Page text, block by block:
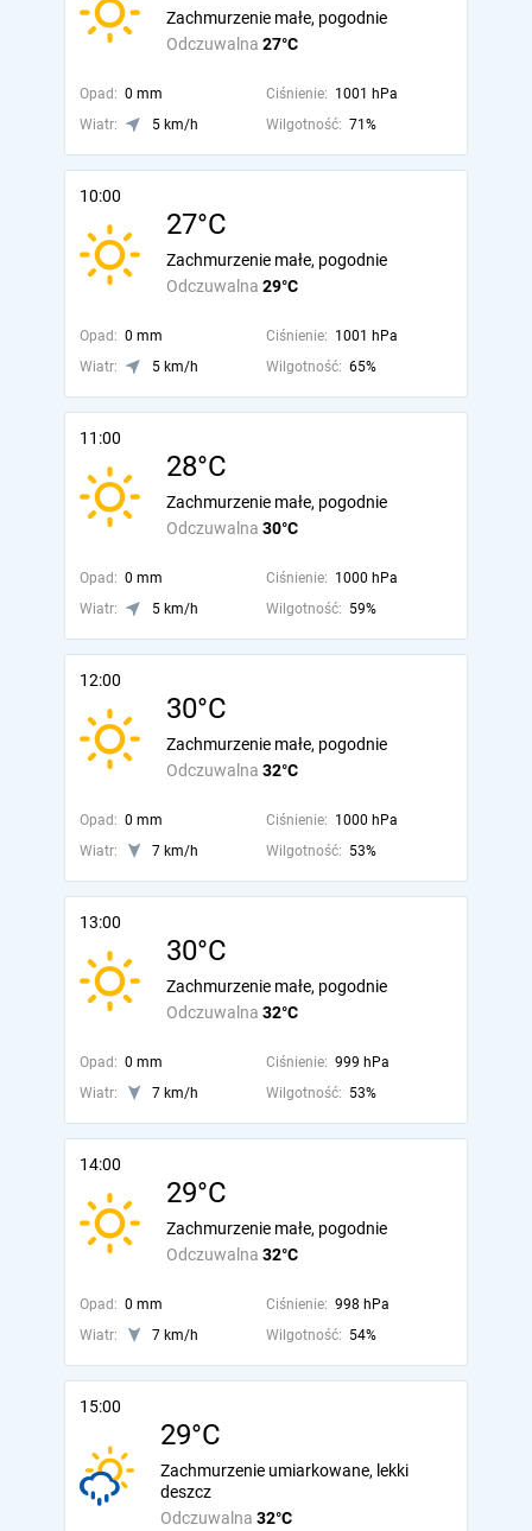
Odczuwalna 27°C
Zachmurzenie małe, pogodnie
Opad: 0 mm Ciśnienie: 1001 hPa
Wiatr:
5 km/h Wilgotność: 71%
10:00
27°C
Odczuwalna 29°C
Zachmurzenie małe, pogodnie
Opad: 0 mm Ciśnienie: 1001 hPa
Wiatr:
5 km/h Wilgotność: 65%
11:00
28°C
Odczuwalna 30°C
Zachmurzenie małe, pogodnie
Opad: 0 mm Ciśnienie: 1000 hPa
Wiatr:
5 km/h Wilgotność: 59%
12:00
30°C
Odczuwalna 32°C
Zachmurzenie małe, pogodnie
Opad: 0 mm Ciśnienie: 1000 hPa
Wiatr:
7 km/h Wilgotność: 53%
13:00
30°C
Odczuwalna 32°C
Zachmurzenie małe, pogodnie
Opad: 0 mm Ciśnienie: 999 hPa
Wiatr:
7 km/h Wilgotność: 53%
14:00
29°C
Odczuwalna 32°C
Zachmurzenie małe, pogodnie
Opad: 0 mm Ciśnienie: 998 hPa
Wiatr:
7 km/h Wilgotność: 54%
15:00
29°C
Odczuwalna 32°C
Zachmurzenie umiarkowane, lekki
deszcz